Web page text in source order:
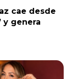
cae desde
y genera